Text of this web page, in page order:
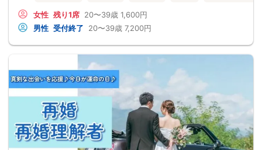
女性 残り1席 20〜39歳 1,600円
男性 受付終了 20〜39歳 7,200円